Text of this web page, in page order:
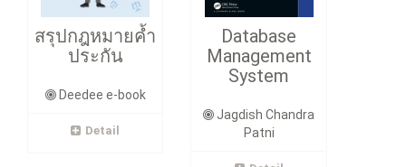
สรุปกฎหมายค้ำ
ประกัน
Deedee e-book
Detail
Database
Management
System
Jagdish Chandra
Patni